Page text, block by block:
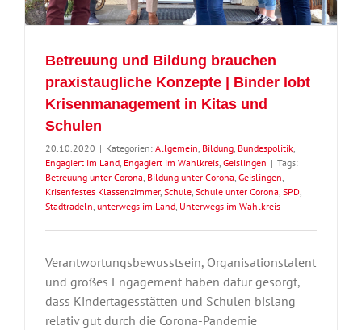
Betreuung und Bildung brauchen
praxistaugliche Konzepte | Binder lobt
Krisenmanagement in Kitas und
Schulen
20.10.2020 | Kategorien: Allgemein Bildung Bundespolitik
Engagiert im Land Engagiert im Wahlkreis Geislingen | Tags:
Betreuung unter Corona Bildung unter Corona Geislingen
Krisenfestes Klassenzimmer, Schule Schule unter Corona SPD
Stadtradeln unterwegs im Land Unterwegs im Wahlkreis
Verantwortungsbewusstsein, Organisationstalent
und großes Engagement haben dafür gesorgt,
dass Kindertagesstätten und Schulen bislang
relativ gut durch die Corona-Pandemie